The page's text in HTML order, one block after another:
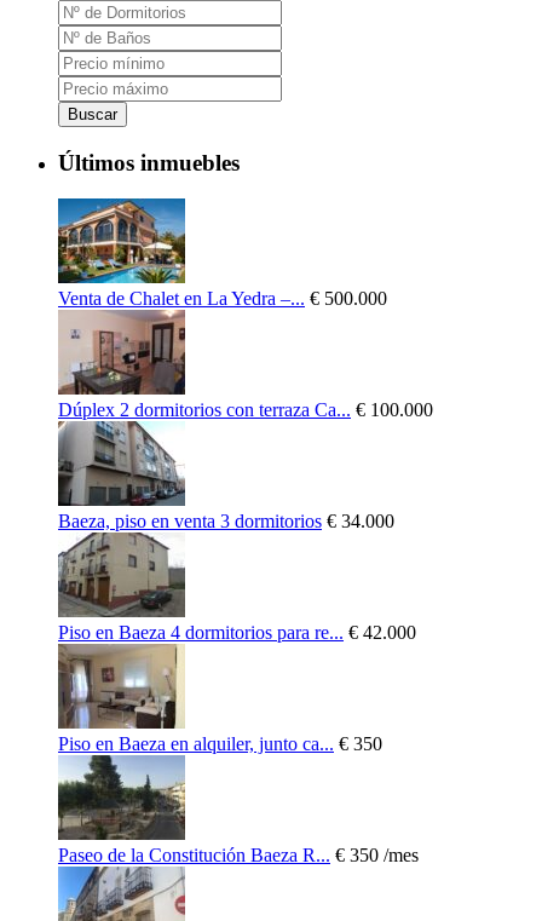
Buscar
Últimos inmuebles
Venta de Chalet en La Yedra –... € 500.000
Dúplex 2 dormitorios con terraza Ca... € 100.000
Baeza, piso en venta 3 dormitorios € 34.000
Piso en Baeza 4 dormitorios para re... € 42.000
Piso en Baeza en alquiler, junto ca... € 350
Paseo de la Constitución Baeza R... € 350 /mes